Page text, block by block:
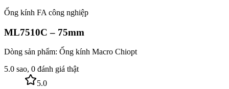
Ống kính FA công nghiệp
ML7510C – 75mm
Dòng sản phẩm: Ống kính Macro Chiopt
5.0 sao, 0 đánh giá thật
5.0